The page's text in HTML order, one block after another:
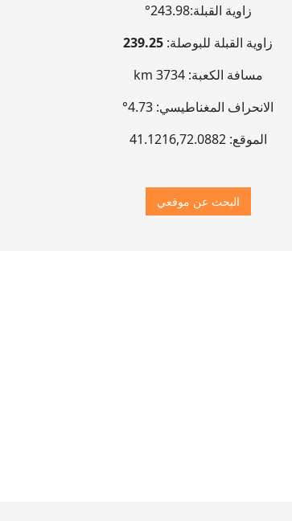
زاوية القبلة:243.98°
زاوية القبلة للبوصلة: 239.25
مسافة الكعبة:3734 km
الانحراف المغناطيسي: 4.73°
الموقع:
41.1216,72.0882
البحث عن موقعي